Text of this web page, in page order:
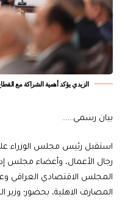
الزيدي يؤكد أهمية الشراكة مع
بيان رسمي……
استقبل رئيس مجلس الوزراء
رجال الأعمال، وأعضاء مجلس
المجلس الاقتصادي العراقي
المصارف الاهلية، بحضور؛ وزير